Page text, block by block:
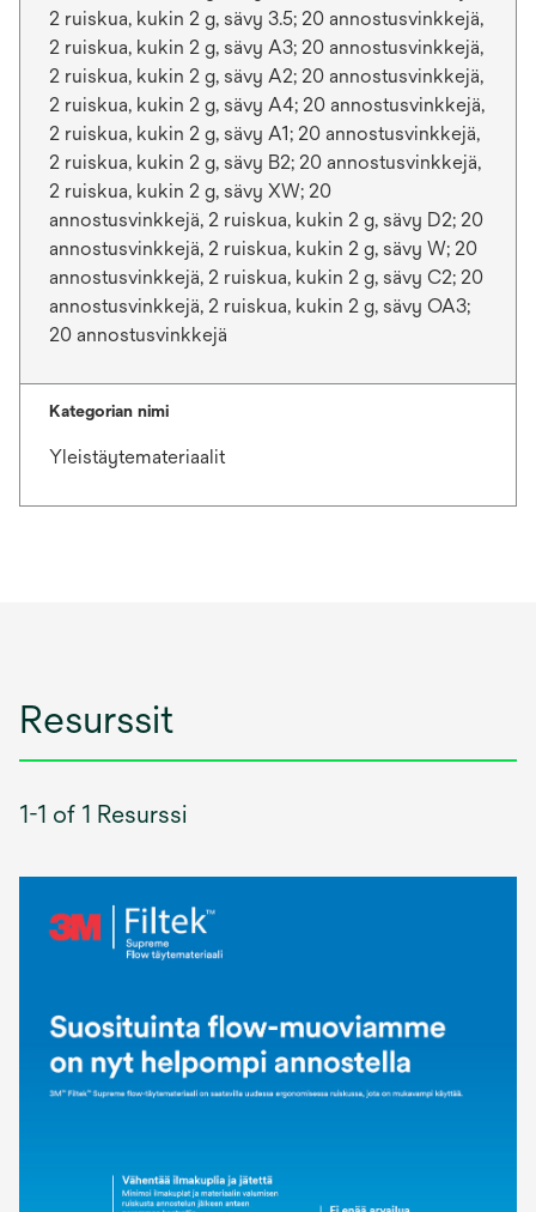
2 ruiskua, kukin 2 g, sävy 3.5; 20 annostusvinkkejä,
2 ruiskua, kukin 2 g, sävy A3; 20 annostusvinkkejä,
2 ruiskua, kukin 2 g, sävy A2; 20 annostusvinkkejä,
2 ruiskua, kukin 2 g, sävy A4; 20 annostusvinkkejä,
2 ruiskua, kukin 2 g, sävy A1; 20 annostusvinkkejä,
2 ruiskua, kukin 2 g, sävy B2; 20 annostusvinkkejä,
2 ruiskua, kukin 2 g, sävy XW; 20
annostusvinkkejä, 2 ruiskua, kukin 2 g, sävy D2; 20
annostusvinkkejä, 2 ruiskua, kukin 2 g, sävy W; 20
annostusvinkkejä, 2 ruiskua, kukin 2 g, sävy C2; 20
annostusvinkkejä, 2 ruiskua, kukin 2 g, sävy OA3;
20 annostusvinkkejä
Kategorian nimi
Yleistäytemateriaalit
Resurssit
1-1 of 1 Resurssi